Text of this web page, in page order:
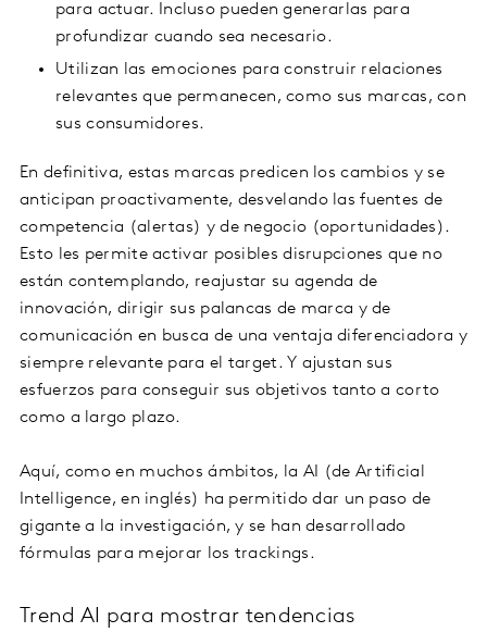
para actuar. Incluso pueden generarlas para
profundizar cuando sea necesario.
Utilizan las emociones para construir relaciones
relevantes que permanecen, como sus marcas, con
sus consumidores.
En definitiva, estas marcas predicen los cambios y se
anticipan proactivamente, desvelando las fuentes de
competencia (alertas) y de negocio (oportunidades).
Esto les permite activar posibles disrupciones que no
están contemplando, reajustar su agenda de
innovación, dirigir sus palancas de marca y de
comunicación en busca de una ventaja diferenciadora y
siempre relevante para el target. Y ajustan sus
esfuerzos para conseguir sus objetivos tanto a corto
como a largo plazo.
Aquí, como en muchos ámbitos, la AI (de Artificial
Intelligence, en inglés) ha permitido dar un paso de
gigante a la investigación, y se han desarrollado
fórmulas para mejorar los trackings.
Trend AI para mostrar tendencias